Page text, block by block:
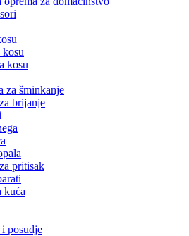
kosu
kosu
za šminkanje
brijanje
pritisak
kuća
posudje